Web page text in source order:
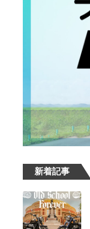
新着記事